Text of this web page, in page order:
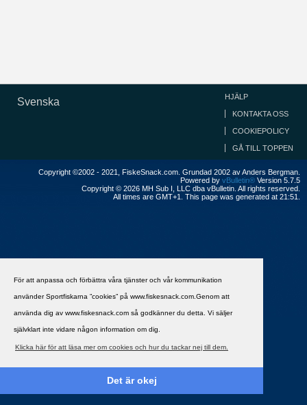
För att anpassa och förbättra våra tjänster och vår kommunikation
använder Sportfiskarna ”cookies” på www.fiskesnack.com.Genom att
använda dig av www.fiskesnack.com så godkänner du detta. Vi säljer
självklart inte vidare någon information om dig.
Klicka här för att läsa mer om cookies och hur du tackar nej till dem.
Det är okej
Svenska HJÄLP
KONTAKTA OSS
COOKIEPOLICY
GÅ TILL TOPPEN
Copyright ©2002 - 2021, FiskeSnack.com. Grundad 2002 av Anders Bergman.
Powered by vBulletin® Version 5.7.5
Copyright © 2026 MH Sub I, LLC dba vBulletin. All rights reserved.
All times are GMT+1. This page was generated at 21:51.